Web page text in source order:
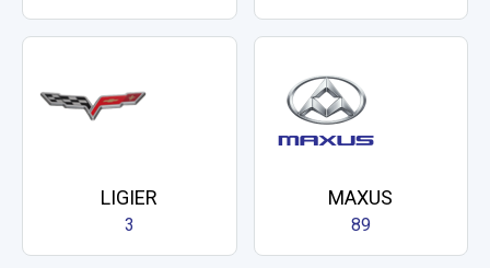
LIGIER
3
MAXUS
89